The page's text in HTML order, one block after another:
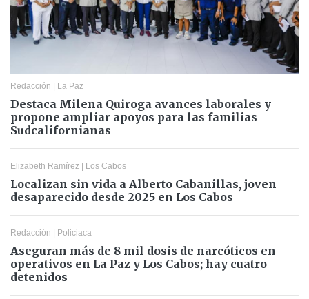
Redacción | La Paz
Destaca Milena Quiroga avances laborales y
propone ampliar apoyos para las familias
Sudcalifornianas
Elizabeth Ramírez | Los Cabos
Localizan sin vida a Alberto Cabanillas, joven
desaparecido desde 2025 en Los Cabos
Redacción | Policiaca
Aseguran más de 8 mil dosis de narcóticos en
operativos en La Paz y Los Cabos; hay cuatro
detenidos